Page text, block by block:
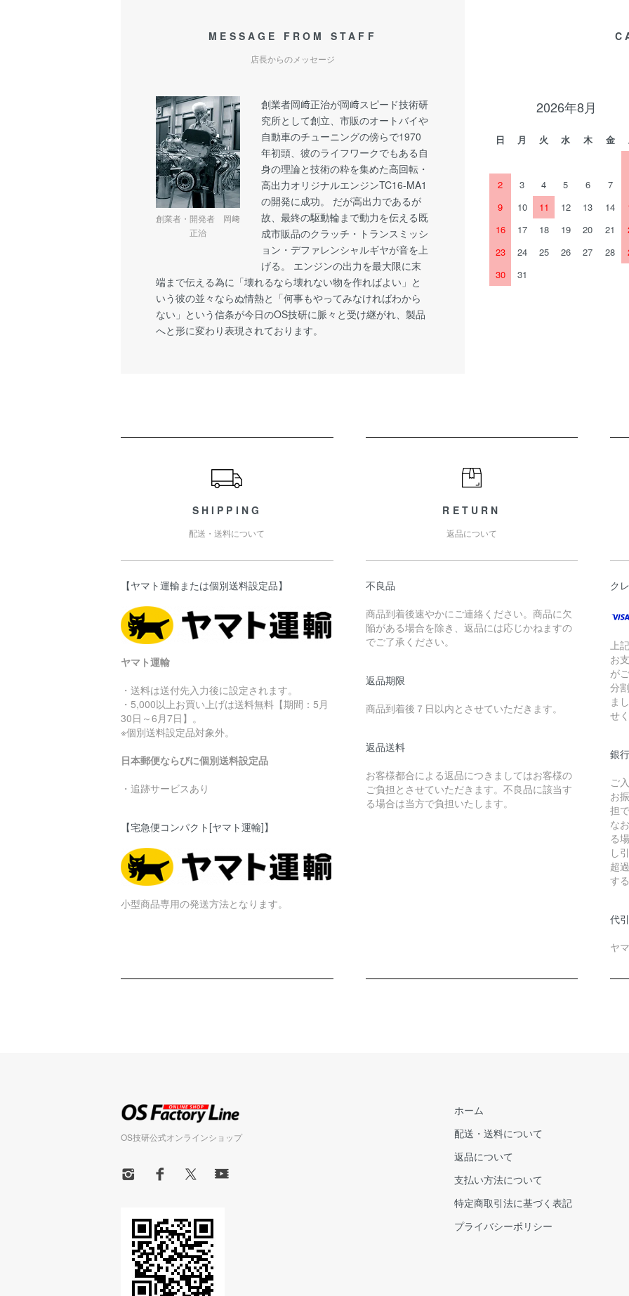
MESSAGE FROM STAFF
店長からのメッセージ
創業者・開発者 岡﨑
正治
創業者岡﨑正治が岡﨑スピード技術研
究所として創立、市販のオートバイや
自動車のチューニングの傍らで1970
年初頭、彼のライフワークでもある自
身の理論と技術の粋を集めた高回転・
高出力オリジナルエンジンTC16-MA1
の開発に成功。 だが高出力であるが
故、最終の駆動輪まで動力を伝える既
成市販品のクラッチ・トランスミッシ
ョン・デファレンシャルギヤが音を上
げる。 エンジンの出力を最大限に末
端まで伝える為に「壊れるなら壊れない物を作ればよい」と
いう彼の並々ならぬ情熱と「何事もやってみなければわから
ない」という信条が今日のOS技研に脈々と受け継がれ、製品
へと形に変わり表現されております。
2026年8月
日 月 火 水 木 金
2
3 4 5 6 7
9
10 11 12 13 14
16
17 18 19 20 21
23
24 25 26 27 28
30
31
SHIPPING
配送・送料について
【ヤマト運輸または個別送料設定品】
ヤマト運輸
・送料は送付先入力後に設定されます。
・5,000以上お買い上げは送料無料【期間：5月
30日～6月7日】。
※個別送料設定品対象外。
日本郵便ならびに個別送料設定品
・追跡サービスあり
【宅急便コンパクト[ヤマト運輸]】
小型商品専用の発送方法となります。
RETURN
返品について
不良品
商品到着後速やかにご連絡ください。商品に欠
陥がある場合を除き、返品には応じかねますの
でご了承ください。
返品期限
商品到着後７日以内とさせていただきます。
返品送料
お客様都合による返品につきましてはお客様の
ご負担とさせていただきます。不良品に該当す
る場合は当方で負担いたします。
ク
上
お
が
分
ま
せ
銀
ご
お
担
な
る
し
超
す
代
ヤ
OS技研公式オンラインショップ
ホーム
配送・送料について
返品について
支払い方法について
特定商取引法に基づく表記
プライバシーポリシー